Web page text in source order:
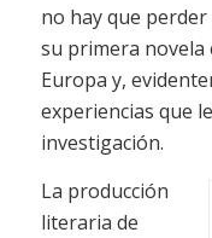
no hay que
su primera novela
Europa y,
experiencias que
investigación.
La producción
literaria de